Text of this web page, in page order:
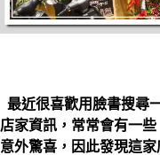
最近很喜歡用臉書搜尋
店家資訊，常常會有一些
意外驚喜，因此發現這